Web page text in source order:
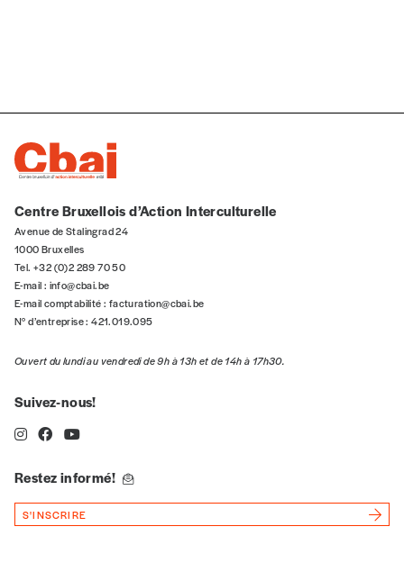
Centre Bruxellois d’Action Interculturelle
Avenue de Stalingrad 24
1000 Bruxelles
Tel. +32 (0)2 289 70 50
E-mail : info@cbai.be
E-mail comptabilité : facturation@cbai.be
N° d’entreprise : 421.019.095
Ouvert du lundi au vendredi de 9h à 13h et de 14h à 17h30.
Suivez-nous!
Restez informé!
S'INSCRIRE